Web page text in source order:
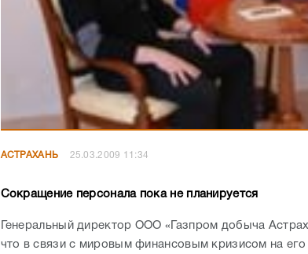
АСТРАХАНЬ 25.03.2009 11:34
Сокращение персонала пока не планируется
Генеральный директор ООО «Газпром добыча
что в связи с мировым финансовым кризисом на его